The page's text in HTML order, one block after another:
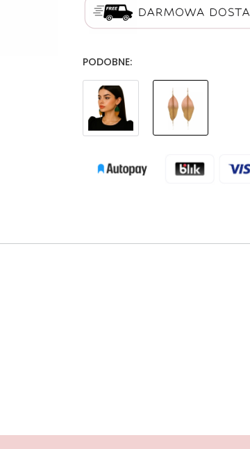
PODOBNE: